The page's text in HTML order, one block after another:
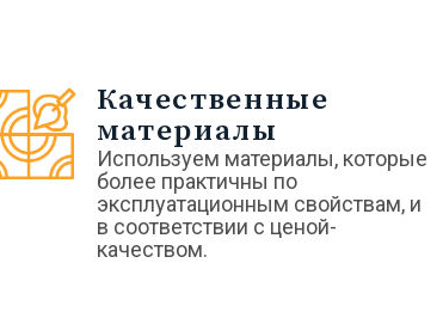
Качественные
материалы
Используем материалы, которые
более практичны по
эксплуатационным свойствам, и
в соответствии с ценой-
качеством.